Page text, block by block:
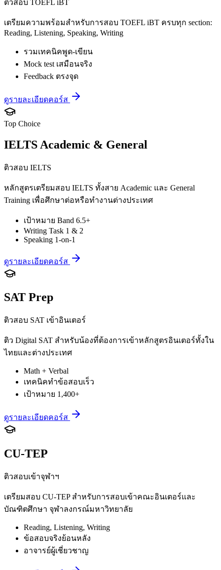
ติวสอบ TOEFL iBT
เตรียมความพร้อมสำหรับการสอบ TOEFL iBT ครบทุก section:
Reading, Listening, Speaking, Writing
รวมเทคนิคพูด-เขียน
Mock test เสมือนจริง
Feedback ตรงจุด
ดูรายละเอียดคอร์ส
Top Choice
IELTS Academic & General
ติวสอบ IELTS
หลักสูตรเตรียมสอบ IELTS ทั้งสาย Academic และ General
Training เพื่อศึกษาต่อหรือทำงานต่างประเทศ
เป้าหมาย Band 6.5+
Writing Task 1 & 2
Speaking 1-on-1
ดูรายละเอียดคอร์ส
SAT Prep
ติวสอบ SAT เข้าอินเตอร์
ติว Digital SAT สำหรับน้องที่ต้องการเข้าหลักสูตรอินเตอร์ทั้งใน
ไทยและต่างประเทศ
Math + Verbal
เทคนิคทำข้อสอบเร็ว
เป้าหมาย 1,400+
ดูรายละเอียดคอร์ส
CU-TEP
ติวสอบเข้าจุฬาฯ
เตรียมสอบ CU-TEP สำหรับการสอบเข้าคณะอินเตอร์และ
บัณฑิตศึกษา จุฬาลงกรณ์มหาวิทยาลัย
Reading, Listening, Writing
ข้อสอบจริงย้อนหลัง
อาจารย์ผู้เชี่ยวชาญ